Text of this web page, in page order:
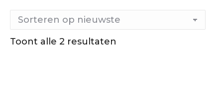
Toont alle 2 resultaten